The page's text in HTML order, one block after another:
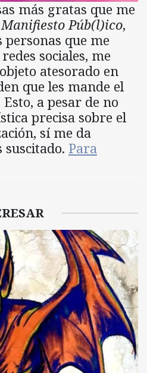
más gratas que me
Manifiesto Púb(l)ico,
personas que me
sociales, me
atesorado en
que les mande el
a pesar de no
precisa sobre el
sí me da
Para